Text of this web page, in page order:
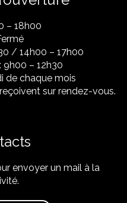
– 18h00
/ 14h00 – 17h00
9h00 – 12h30
de chaque mois
sur rendez-vous.
envoyer un mail à la